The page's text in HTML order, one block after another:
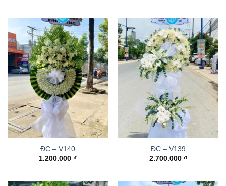
ĐC – V140
1.200.000 ₫
ĐC – V139
2.700.000 ₫